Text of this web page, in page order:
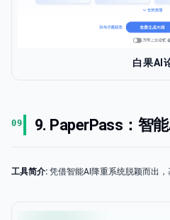
白果AI
09 9. PaperPass：智
工具简介: 凭借智能AI降重系统脱颖而出，